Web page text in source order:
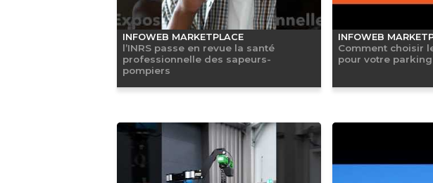
INFOWEB MARKETPLACE
l’INRS passe en revue la santé
professionnelle des sapeurs-
pompiers
INFOWEB
Comment choisir
pour votre parking